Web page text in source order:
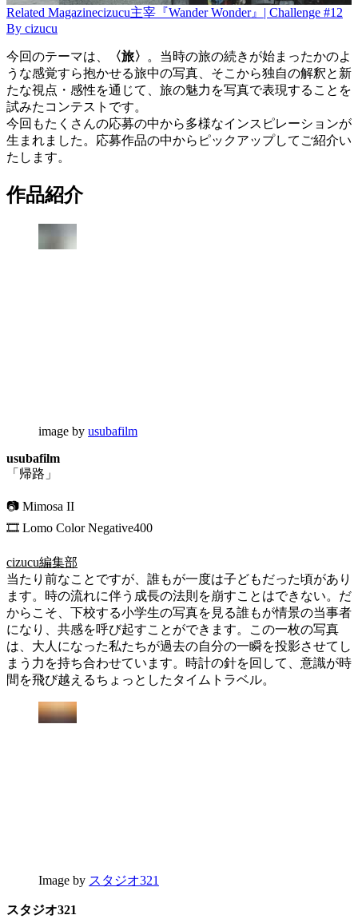
Related Magazinecizucu主宰『Wander Wonder』| Challenge #12
By cizucu
今回のテーマは、 〈旅〉
。当時の旅の続きが始まったかのよ
うな感覚すら抱かせる旅中の写真、そこから独自の解釈と新
たな視点・感性を通じて、旅の魅力を写真で表現することを
試みたコンテストです。
今回もたくさんの応募の中から多様なインスピレーションが
生まれました。応募作品の中からピックアップしてご紹介い
たします。
作品紹介
image by usubafilm
usubafilm
「帰路」
📷 Mimosa II
🎞 Lomo Color Negative400
cizucu編集部
当たり前なことですが、誰もが一度は子どもだった頃があり
ます。時の流れに伴う成長の法則を崩すことはできない。だ
からこそ、下校する小学生の写真を見る誰もが情景の当事者
になり、共感を呼び起すことができます。この一枚の写真
は、大人になった私たちが過去の自分の一瞬を投影させてし
まう力を持ち合わせています。時計の針を回して、意識が時
間を飛び越えるちょっとしたタイムトラベル。
Image by スタジオ321
スタジオ321